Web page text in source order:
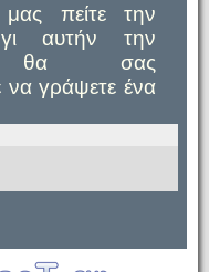
πείτε την
αυτήν την
θα σας
γράψετε ένα